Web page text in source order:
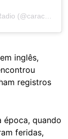
Uma publicação compartilhada por Caracol Radio (@caracolradio)
inglês,
registros
época, quando
feridas,